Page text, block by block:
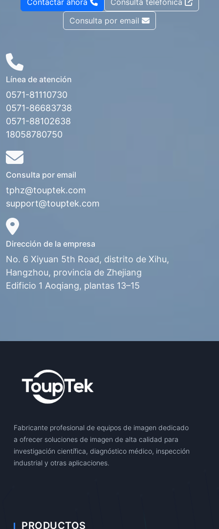
Contactar ahora
Consulta telefónica
Consulta por email
Línea de atención
0571-81110730
0571-86683738
0571-88102638
18058780750
Consulta por email
tphz@touptek.com
support@touptek.com
Dirección de la empresa
No. 6 Xiyuan 5th Road, distrito de Xihu,
Hangzhou, provincia de Zhejiang
Edificio 1 Aoqiang, plantas 13–15
Fabricante profesional de equipos de imagen dedicado
a ofrecer soluciones de imagen de alta calidad para
investigación científica, diagnóstico médico, inspección
industrial y otras aplicaciones.
PRODUCTOS